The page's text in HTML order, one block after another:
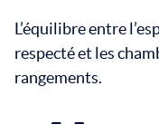
L’équilibre entre
respecté et les
rangements.